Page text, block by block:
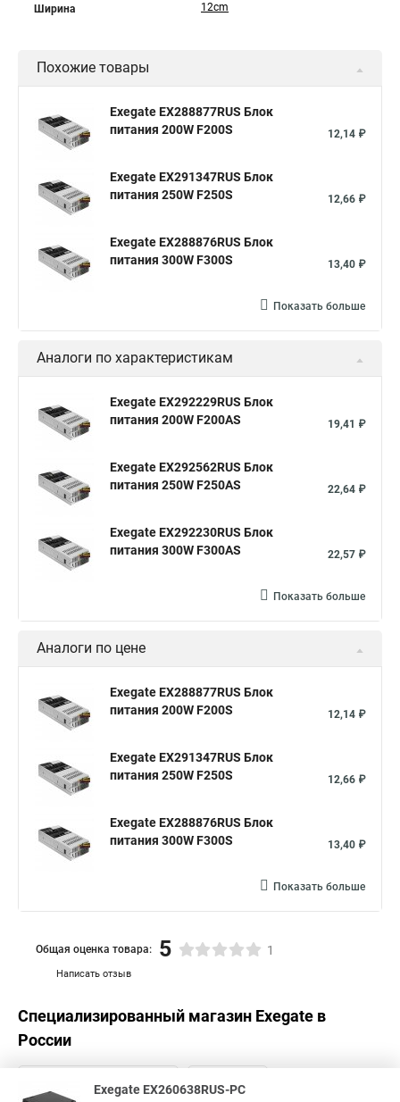
Ширина 12cm
Похожие товары
Exegate EX288877RUS Блок
питания 200W F200S
12,14 ₽
Exegate EX291347RUS Блок
питания 250W F250S
12,66 ₽
Exegate EX288876RUS Блок
питания 300W F300S
13,40 ₽
Показать больше
Аналоги по характеристикам
Exegate EX292229RUS Блок
питания 200W F200AS
19,41 ₽
Exegate EX292562RUS Блок
питания 250W F250AS
22,64 ₽
Exegate EX292230RUS Блок
питания 300W F300AS
22,57 ₽
Показать больше
Аналоги по цене
Exegate EX288877RUS Блок
питания 200W F200S
12,14 ₽
Exegate EX291347RUS Блок
питания 250W F250S
12,66 ₽
Exegate EX288876RUS Блок
питания 300W F300S
13,40 ₽
Показать больше
Написать отзыв
Общая оценка товара: 5 1
Специализированный магазин Exegate в
России
Exegate EX260638RUS-PC